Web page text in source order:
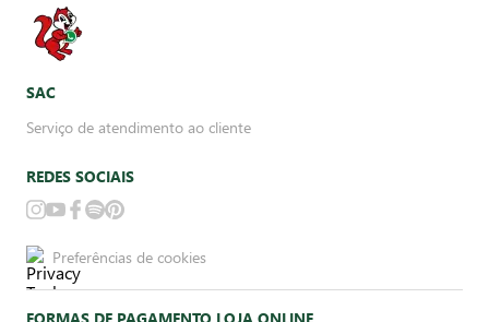
SAC
Serviço de atendimento ao cliente
REDES SOCIAIS
Preferências de cookies